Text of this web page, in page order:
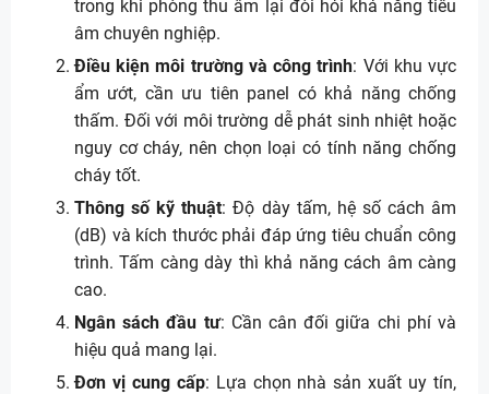
trong khi phòng thu âm lại đòi hỏi khả năng tiêu
âm chuyên nghiệp.
Điều kiện môi trường và công trình: Với khu vực
ẩm ướt, cần ưu tiên panel có khả năng chống
thấm. Đối với môi trường dễ phát sinh nhiệt hoặc
nguy cơ cháy, nên chọn loại có tính năng chống
cháy tốt.
Thông số kỹ thuật: Độ dày tấm, hệ số cách âm
(dB) và kích thước phải đáp ứng tiêu chuẩn công
trình. Tấm càng dày thì khả năng cách âm càng
cao.
Ngân sách đầu tư: Cần cân đối giữa chi phí và
hiệu quả mang lại.
Đơn vị cung cấp: Lựa chọn nhà sản xuất uy tín,